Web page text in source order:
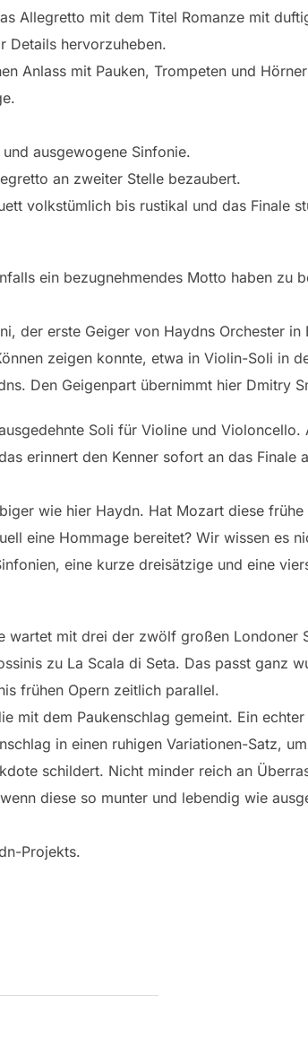
Allegretto mit dem Titel Romanze mit
Details hervorzuheben.
Anlass mit Pauken, Trompeten und
ausgewogene Sinfonie.
an zweiter Stelle bezaubert.
volkstümlich bis rustikal und das Finale
ein bezugnehmendes Motto haben zu
der erste Geiger von Haydns Orchester in
zeigen konnte, etwa in Violin-Soli in
Den Geigenpart übernimmt hier Dmitry
Soli für Violine und
erinnert den Kenner sofort an das Finale
wie hier Haydn. Hat Mozart diese
eine Hommage bereitet? Wir wissen es
eine kurze dreisätzige und eine
wartet mit drei der zwölf großen Londoner
zu La Scala di Seta. Das passt ganz
frühen Opern zeitlich parallel.
mit dem Paukenschlag gemeint. Ein
in einen ruhigen Variationen-Satz,
schildert. Nicht minder reich an
diese so munter und lebendig wie
Projekts.